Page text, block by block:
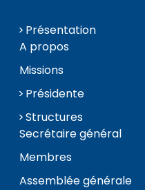
Présentation
A propos
Missions
Présidente
Structures
Secrétaire général
Membres
Assemblée générale